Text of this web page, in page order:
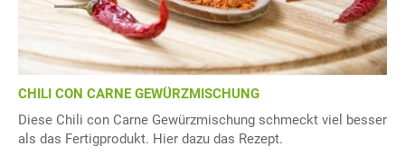
CHILI CON CARNE GEWÜRZMISCHUNG
Diese Chili con Carne Gewürzmischung schmeckt viel besser
als das Fertigprodukt. Hier dazu das Rezept.